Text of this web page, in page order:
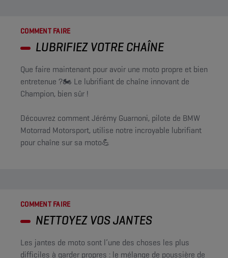
COMMENT FAIRE
LUBRIFIEZ VOTRE CHAÎNE
Que faire maintenant pour avoir une moto propre et bien
entretenue ?🏍️ Le lubrifiant de chaîne innovant de
Champion, bien sûr !
Découvrez comment Jérémy Guarnoni, pilote de BMW
Motorrad Motorsport, utilise notre incroyable lubrifiant
pour chaîne sur sa moto💪
COMMENT FAIRE
NETTOYEZ VOS JANTES
Les jantes de moto sont l’une des choses les plus
difficiles à garder propres : le mélange de poussière de